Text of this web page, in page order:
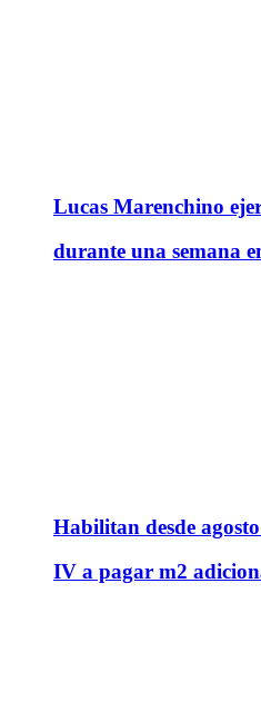
Lucas Marenchino
durante una semana
Habilitan desde
IV a pagar m2